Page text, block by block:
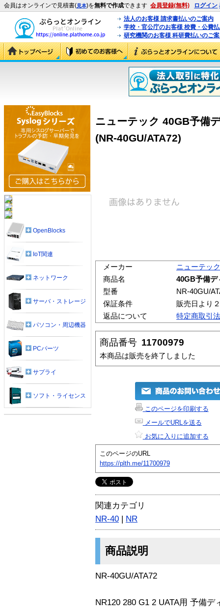
会員はオンラインで見積書(見本)を無料で作成できます 会員登録(無料) ログイン
法人のお客様 請求書払いのご案内
学校・官公庁のお客様 校費・公費
研究機関のお客様 科研費払いのご
ニューテック 40GB予備
(NR-40GU/ATA72)
メーカー
ニューテック
商品名
40GB予備デ
型番
NR-40GU/
保証条件
販売日より
返品について
特定商取引
商品番号 11700979
本商品は販売を終了しました
このページを印刷する
メールでURLを送る
お気に入りに追加する
このページのURL
https://plth.me/11700979
関連カテゴリ
NR-40 | NR
商品説明
NR-40GU/ATA72
NR120 280 G1 2 UATA用 予備デ
OpenBlocks
IoT関連
ネットワーク
サーバ・ストレージ
パソコン・周辺機器
PCパーツ
サプライ
ソフト・ライセンス